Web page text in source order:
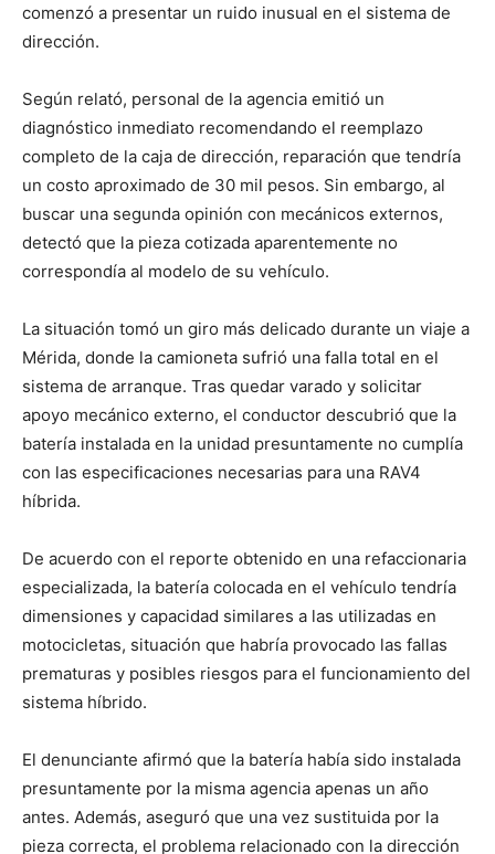
comenzó a presentar un ruido inusual en el sistema de
dirección.
Según relató, personal de la agencia emitió un
diagnóstico inmediato recomendando el reemplazo
completo de la caja de dirección, reparación que tendría
un costo aproximado de 30 mil pesos. Sin embargo, al
buscar una segunda opinión con mecánicos externos,
detectó que la pieza cotizada aparentemente no
correspondía al modelo de su vehículo.
La situación tomó un giro más delicado durante un viaje a
Mérida, donde la camioneta sufrió una falla total en el
sistema de arranque. Tras quedar varado y solicitar
apoyo mecánico externo, el conductor descubrió que la
batería instalada en la unidad presuntamente no cumplía
con las especificaciones necesarias para una RAV4
híbrida.
De acuerdo con el reporte obtenido en una refaccionaria
especializada, la batería colocada en el vehículo tendría
dimensiones y capacidad similares a las utilizadas en
motocicletas, situación que habría provocado las fallas
prematuras y posibles riesgos para el funcionamiento del
sistema híbrido.
El denunciante afirmó que la batería había sido instalada
presuntamente por la misma agencia apenas un año
antes. Además, aseguró que una vez sustituida por la
pieza correcta, el problema relacionado con la dirección